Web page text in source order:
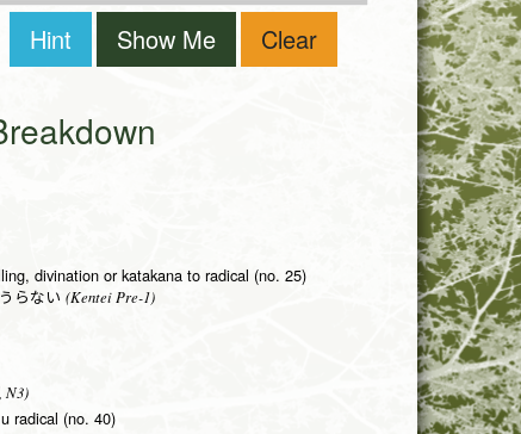
Hint Show Me Clear
divination or katakana to radical (no. 25)
らない (Kentei Pre-1)
N3)
radical (no. 40)